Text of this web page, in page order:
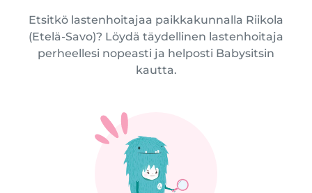
Etsitkö lastenhoitajaa paikkakunnalla Riikola
(Etelä-Savo)? Löydä täydellinen lastenhoitaja
perheellesi nopeasti ja helposti Babysitsin
kautta.